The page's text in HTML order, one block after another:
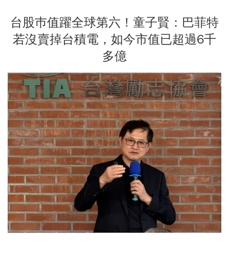
台股巿值躍全球第六！童子賢：巴菲特
若沒賣掉台積電，如今市值已超過6千
多億